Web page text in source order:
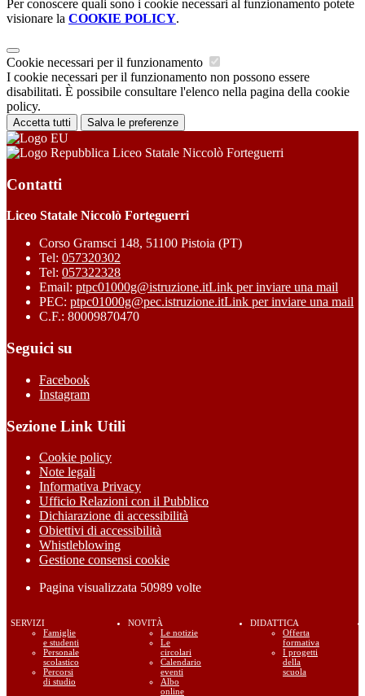
Per conoscere quali sono i cookie necessari al funzionamento potete
visionare la COOKIE POLICY.
Cookie necessari per il funzionamento
I cookie necessari per il funzionamento non possono essere
disabilitati. È possibile consultare l'elenco nella pagina della cookie
policy.
Accetta tutti Salva le preferenze
Liceo Statale Niccolò Forteguerri
Contatti
Liceo Statale Niccolò Forteguerri
Corso Gramsci 148, 51100 Pistoia (PT)
Tel: 057320302
Tel: 057322328
Email: ptpc01000g@istruzione.itLink per inviare una mail
PEC: ptpc01000g@pec.istruzione.itLink per inviare una mail
C.F.: 80009870470
Seguici su
Facebook
Instagram
Sezione Link Utili
Cookie policy
Note legali
Informativa Privacy
Ufficio Relazioni con il Pubblico
Dichiarazione di accessibilità
Obiettivi di accessibilità
Whistleblowing
Gestione consensi cookie
Pagina visualizzata 50989 volte
SERVIZI
Famiglie
e studenti
Personale
scolastico
Percorsi
di studio
NOVITÀ
Le notizie
Le
circolari
Calendario
eventi
Albo
online
DIDATTICA
Offerta
formativa
I progetti
della
scuola